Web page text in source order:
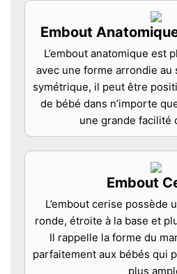
Embout
L’embout anatomique est
avec une forme arrondie au
symétrique, il peut être
de bébé dans n’importe
une grande facilité
Embout
L’embout cerise possède
ronde, étroite à la base et
Il rappelle la forme du
parfaitement aux bébés qui
plus